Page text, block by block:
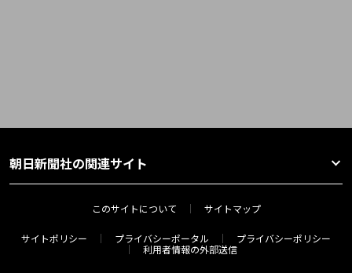
朝日新聞社の関連サイト
このサイトについて サイトマップ
サイトポリシー プライバシーポータル
プライバシーポリシー
利用者情報の外部送信